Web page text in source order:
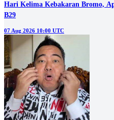
Hari Kelima Kebakaran Bromo,
B29
07 Aug 2026 10:00 UTC